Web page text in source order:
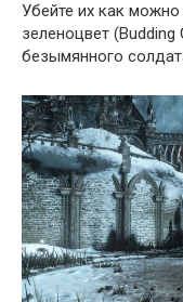
Убейте их как
зеленоцвет
безымянного